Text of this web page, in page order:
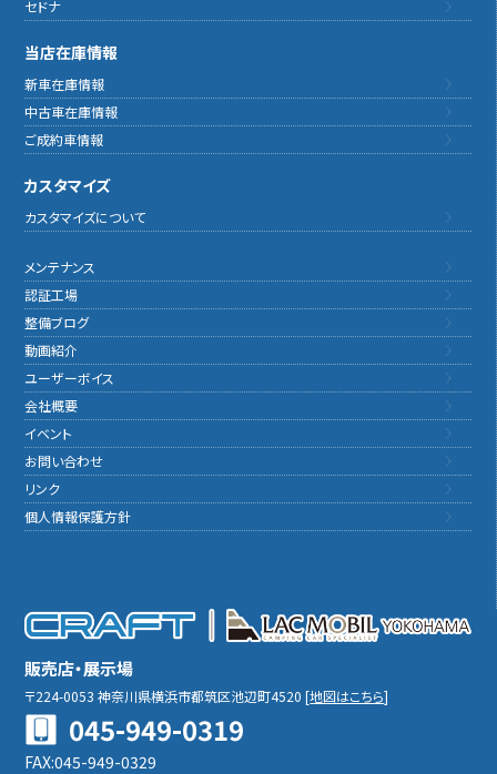
セドナ
当店在庫情報
新車在庫情報
中古車在庫情報
ご成約車情報
カスタマイズ
カスタマイズについて
メンテナンス
認証工場
整備ブログ
動画紹介
ユーザーボイス
会社概要
イベント
お問い合わせ
リンク
個人情報保護方針
販売店・展示場
〒224-0053神奈川県横浜市都筑区池辺町4520[地図はこちら]
045-949-0319
FAX:045-949-0329